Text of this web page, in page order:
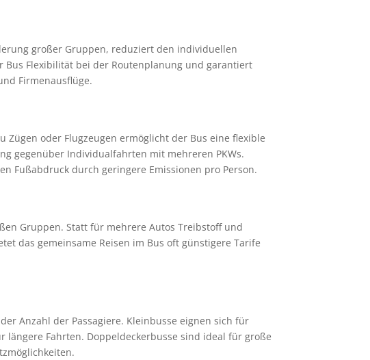
großer Gruppen, reduziert den individuellen
Flexibilität bei der Routenplanung und garantiert
Firmenausflüge.
Zügen oder Flugzeugen ermöglicht der Bus eine flexible
gegenüber Individualfahrten mit mehreren PKWs.
Fußabdruck durch geringere Emissionen pro Person.
Gruppen. Statt für mehrere Autos Treibstoff und
das gemeinsame Reisen im Bus oft günstigere Tarife
Anzahl der Passagiere. Kleinbusse eignen sich für
Fahrten. Doppeldeckerbusse sind ideal für große